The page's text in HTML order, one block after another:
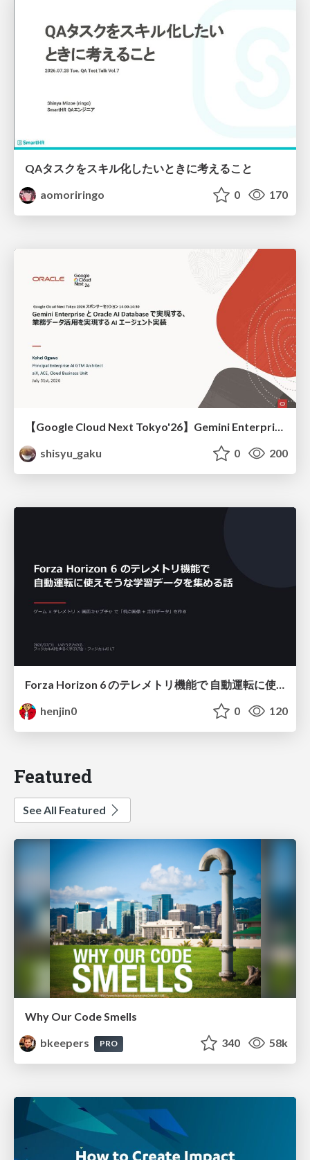
QAタスクをスキル化したいときに考えること
aomoriringo
0 170
shisyu_gaku
0 200
Forza Horizon 6 のテレメトリ機能で 自動運転に使えそうな学習データを集める話
henjin0
0 120
Featured
See All Featured
Why Our Code Smells
bkeepers
PRO 340 58k